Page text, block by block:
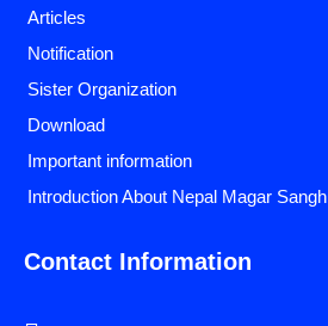
Articles
Notification
Sister Organization
Download
Important information
Introduction About Nepal Magar Sangh
Contact Information